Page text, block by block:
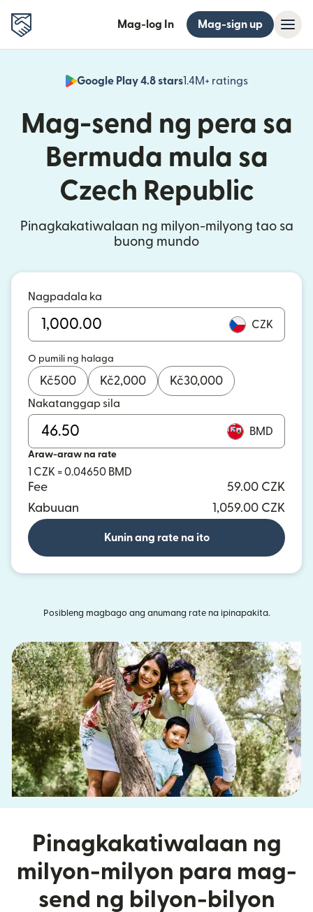
Mag-log In Mag-sign up
Google Play 4.8 stars1.4M+ ratings
(bubukas
Mag-send ng pera sa
Bermuda mula sa
Czech Republic
Pinagkakatiwalaan ng milyon-milyong tao sa
buong mundo
Nagpadala ka
CZK
O pumili ng halaga
Kč500 Kč2,000 Kč30,000
Nakatanggap sila
BMD
Araw-araw na rate
1 CZK = 0.04650 BMD
Fee
59.00 CZK
Kabuuan
1,059.00 CZK
Kunin ang rate na ito
Posibleng magbago ang anumang rate na ipinapakita.
Pinagkakatiwalaan ng
milyon-milyon para mag-
send ng bilyon-bilyon